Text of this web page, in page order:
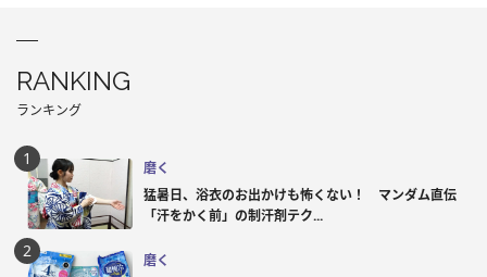
RANKING
ランキング
磨く
猛暑日、浴衣のお出かけも怖くない！ マンダム直伝
「汗をかく前」の制汗剤テク...
磨く